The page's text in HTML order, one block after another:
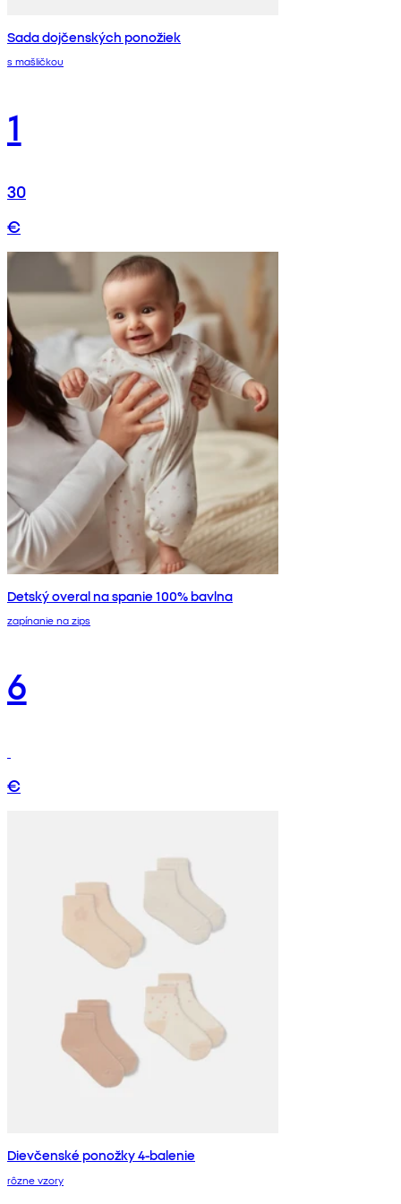
Sada dojčenských ponožiek
s mašličkou
1
30
€
Detský overal na spanie 100% bavlna
zapínanie na zips
6
€
Dievčenské ponožky 4-balenie
rôzne vzory